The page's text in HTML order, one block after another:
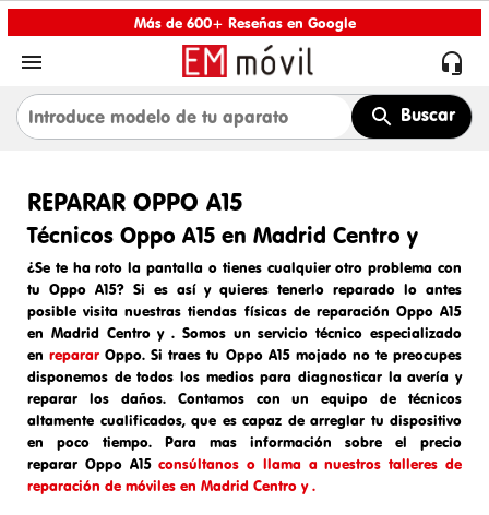
Más de 600+ Reseñas en Google
 
Buscar
REPARAR OPPO A15
Técnicos Oppo A15 en Madrid Centro y
¿Se te ha roto la pantalla o tienes cualquier otro problema con
tu Oppo A15? Si es así y quieres tenerlo reparado lo antes
posible visita nuestras tiendas físicas de reparación Oppo A15
en Madrid Centro y. Somos unservicio técnico especializado
enreparar Oppo. Si traes tu Oppo A15mojado no te preocupes
disponemos de todos los medios para diagnosticar la avería y
reparar los daños. Contamos con un equipo de técnicos
altamente cualificados, que es capaz de arreglar tu dispositivo
en poco tiempo. Para mas información sobre el precio
reparar Oppo A15 consúltanos o llama a nuestros talleres de
reparación de móviles en Madrid Centro y .